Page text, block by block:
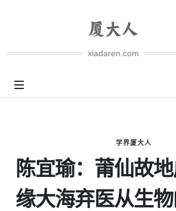
xiadaren.com
学界厦大人
陈宜瑜：莆仙故
缘大海弃医从生